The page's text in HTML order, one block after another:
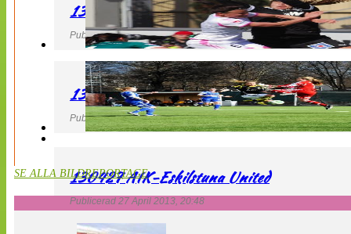
130427 IF Limhamn Bunkeflo – QBIK
Publicerad 27 April 2013, 21:10
130427 LdB FC Malmö – Mallbackens IF
Publicerad 27 April 2013, 20:54
130427 AIK-Eskilstuna United
Publicerad 27 April 2013, 20:48
SE ALLA BILDREPORTAGE